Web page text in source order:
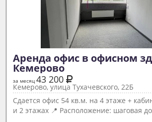
Аренда офис в офисном
Кемерово
за месяц 43 200
Кемерово, улица Тухачевского, 22Б
Сдается офис 54 кв.м. на 4 этаже +
и 2 этажах 📍 Расположение: шаговая